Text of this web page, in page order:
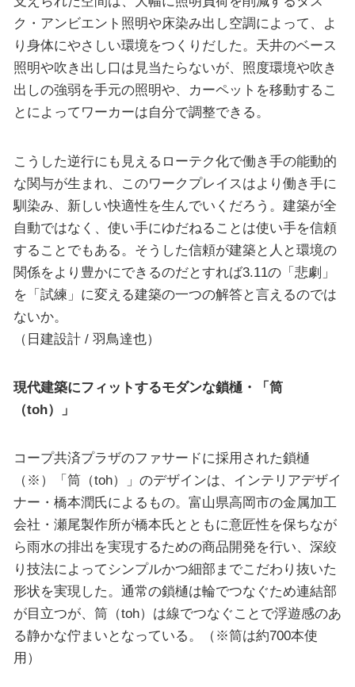
ク・アンビエント照明や床染み出し空調によって、よ
り身体にやさしい環境をつくりだした。天井のベース
照明や吹き出し口は見当たらないが、照度環境や吹き
出しの強弱を手元の照明や、カーペットを移動するこ
とによってワーカーは自分で調整できる。
こうした逆行にも見えるローテク化で働き手の能動的
な関与が生まれ、このワークプレイスはより働き手に
馴染み、新しい快適性を生んでいくだろう。建築が全
自動ではなく、使い手にゆだねることは使い手を信頼
することでもある。そうした信頼が建築と人と環境の
関係をより豊かにできるのだとすれば3.11の「悲劇」
を「試練」に変える建築の一つの解答と言えるのでは
ないか。
（日建設計 / 羽鳥達也）
現代建築にフィットするモダンな鎖樋・「筒
（toh）」
コープ共済プラザのファサードに採用された鎖樋
（※）「筒（toh）」のデザインは、インテリアデザイ
ナー・橋本潤氏によるもの。富山県高岡市の金属加工
会社・瀬尾製作所が橋本氏とともに意匠性を保ちなが
ら雨水の排出を実現するための商品開発を行い、深絞
り技法によってシンプルかつ細部までこだわり抜いた
形状を実現した。通常の鎖樋は輪でつなぐため連結部
が目立つが、筒（toh）は線でつなぐことで浮遊感のあ
る静かな佇まいとなっている。（※筒は約700本使
用）